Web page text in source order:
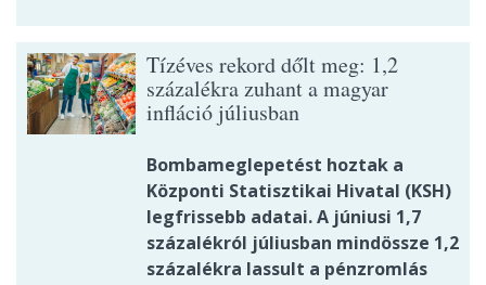
Tízéves rekord dőlt meg: 1,2
százalékra zuhant a magyar
infláció júliusban
Bombameglepetést hoztak a
Központi Statisztikai Hivatal (KSH)
legfrissebb adatai. A júniusi 1,7
százalékról júliusban mindössze 1,2
százalékra lassult a pénzromlás